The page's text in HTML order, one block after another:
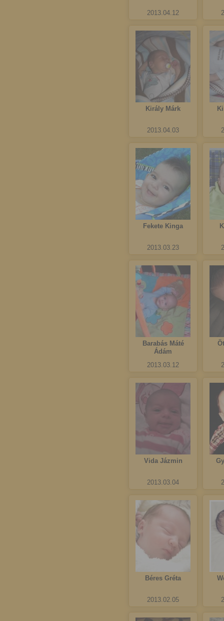
2013.04.12
Király Márk
2013.04.03
Fekete Kinga
2013.03.23
Barabás Máté
Ádám
2013.03.12
Vida Jázmin
2013.03.04
Béres Gréta
2013.02.05